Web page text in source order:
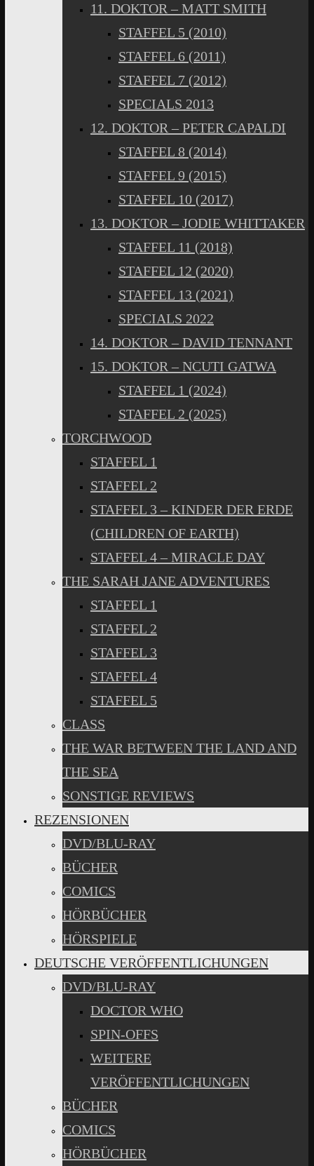
11. DOKTOR – MATT SMITH
STAFFEL 5 (2010)
STAFFEL 6 (2011)
STAFFEL 7 (2012)
SPECIALS 2013
12. DOKTOR – PETER CAPALDI
STAFFEL 8 (2014)
STAFFEL 9 (2015)
STAFFEL 10 (2017)
13. DOKTOR – JODIE WHITTAKER
STAFFEL 11 (2018)
STAFFEL 12 (2020)
STAFFEL 13 (2021)
SPECIALS 2022
14. DOKTOR – DAVID TENNANT
15. DOKTOR – NCUTI GATWA
STAFFEL 1 (2024)
STAFFEL 2 (2025)
TORCHWOOD
STAFFEL 1
STAFFEL 2
STAFFEL 3 – KINDER DER ERDE
(CHILDREN OF EARTH)
STAFFEL 4 – MIRACLE DAY
THE SARAH JANE ADVENTURES
STAFFEL 1
STAFFEL 2
STAFFEL 3
STAFFEL 4
STAFFEL 5
CLASS
THE WAR BETWEEN THE LAND AND
THE SEA
SONSTIGE REVIEWS
REZENSIONEN
DVD/BLU-RAY
BÜCHER
COMICS
HÖRBÜCHER
HÖRSPIELE
DEUTSCHE VERÖFFENTLICHUNGEN
DVD/BLU-RAY
DOCTOR WHO
SPIN-OFFS
WEITERE
VERÖFFENTLICHUNGEN
BÜCHER
COMICS
HÖRBÜCHER